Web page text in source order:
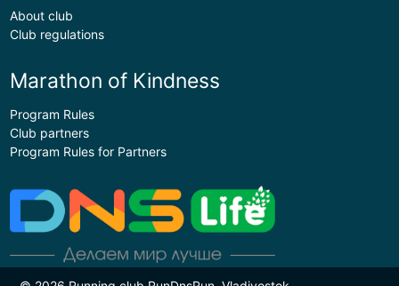
About club
Club regulations
Marathon of Kindness
Program Rules
Club partners
Program Rules for Partners